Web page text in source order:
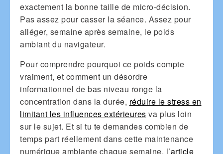
exactement la bonne taille de micro-décision.
Pas assez pour casser la séance. Assez pour
alléger, semaine après semaine, le poids
ambiant du navigateur.
Pour comprendre pourquoi ce poids compte
vraiment, et comment un désordre
informationnel de bas niveau ronge la
concentration dans la durée, réduire le stress en
limitant les influences extérieures va plus loin
sur le sujet. Et si tu te demandes combien de
temps part réellement dans cette maintenance
numérique ambiante chaque semaine, l’article